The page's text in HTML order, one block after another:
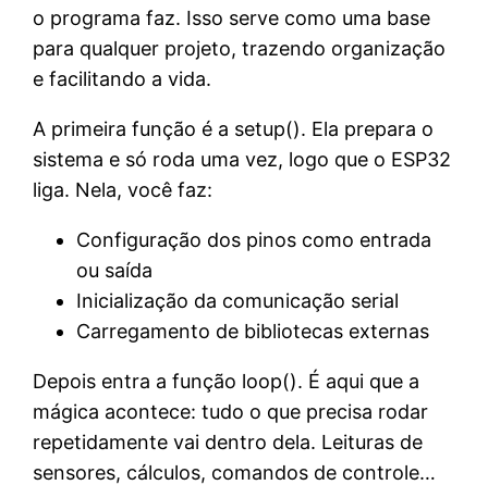
o programa faz. Isso serve como uma base
para qualquer projeto, trazendo organização
e facilitando a vida.
A primeira função é a setup(). Ela prepara o
sistema e só roda uma vez, logo que o ESP32
liga. Nela, você faz:
Configuração dos pinos como entrada
ou saída
Inicialização da comunicação serial
Carregamento de bibliotecas externas
Depois entra a função loop(). É aqui que a
mágica acontece: tudo o que precisa rodar
repetidamente vai dentro dela. Leituras de
sensores, cálculos, comandos de controle…